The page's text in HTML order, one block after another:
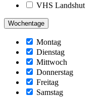
VHS Landshut
Wochentage
Montag
Dienstag
Mittwoch
Donnerstag
Freitag
Samstag